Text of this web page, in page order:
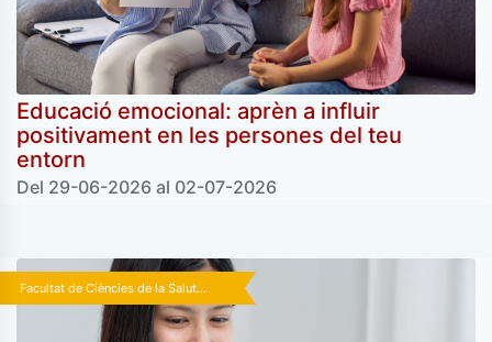
Educació emocional: aprèn a influir
positivament en les persones del teu
entorn
Del 29-06-2026 al 02-07-2026
Facultat de Ciències de la Salut...